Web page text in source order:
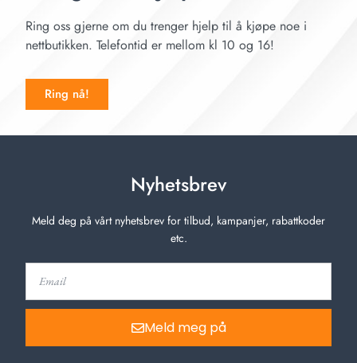
Ring oss gjerne om du trenger hjelp til å kjøpe noe i
nettbutikken. Telefontid er mellom kl 10 og 16!
Ring nå!
Nyhetsbrev
Meld deg på vårt nyhetsbrev for tilbud, kampanjer, rabattkoder
etc.
Meld meg på